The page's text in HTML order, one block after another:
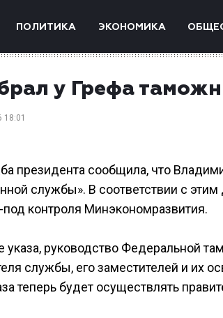
ПОЛИТИКА ЭКОНОМИКА
у Грефа
18:01
президента сообщила, что
службы». В соответствии с
контроля Минэкономразвития.
указа, руководство Федеральной
службы, его заместителей и их
теперь будет осуществлять